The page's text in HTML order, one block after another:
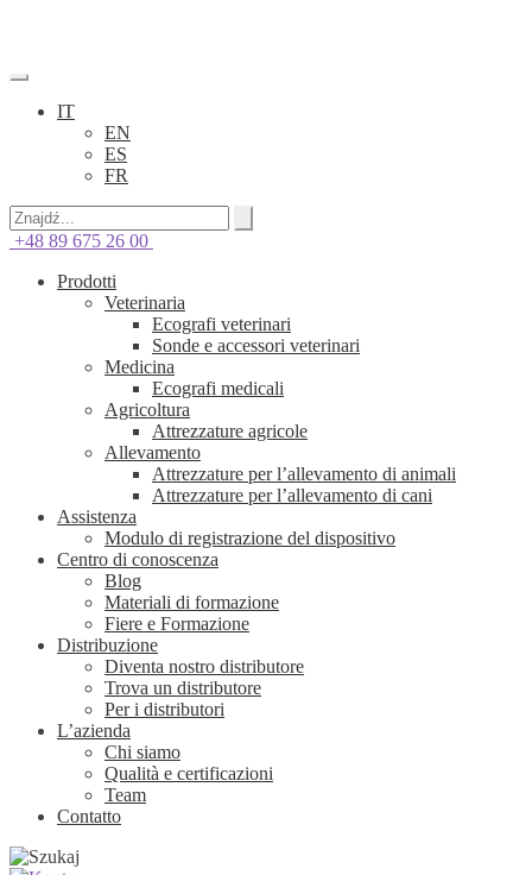
IT
EN
ES
FR
+48 89 675 26 00
Prodotti
Veterinaria
Ecografi veterinari
Sonde e accessori veterinari
Medicina
Ecografi medicali
Agricoltura
Attrezzature agricole
Allevamento
Attrezzature per l’allevamento di animali
Attrezzature per l’allevamento di cani
Assistenza
Modulo di registrazione del dispositivo
Centro di conoscenza
Blog
Materiali di formazione
Fiere e Formazione
Distribuzione
Diventa nostro distributore
Trova un distributore
Per i distributori
L’azienda
Chi siamo
Qualità e certificazioni
Team
Contatto